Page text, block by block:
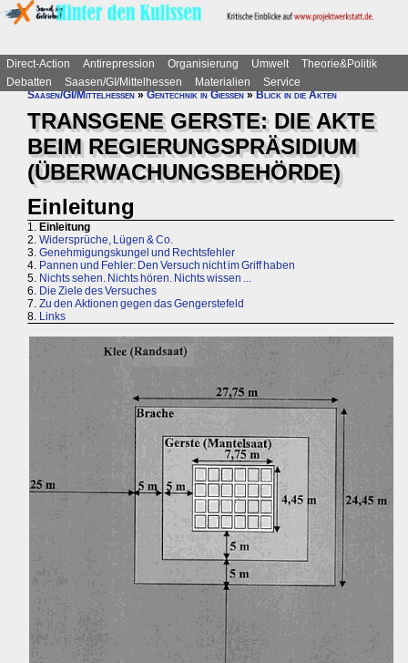
Direct-Action Antirepression Organisierung Umwelt
Theorie&Politik
Debatten
Saasen/GI/Mittelhessen Materialien
Service
Saasen/GI/Mittelhessen»Gentechnik in Gießen»Blick in die Akten
TRANSGENE GERSTE: DIE AKTE
BEIM REGIERUNGSPRÄSIDIUM
(ÜBERWACHUNGSBEHÖRDE)
Einleitung
1. Einleitung
2. Widersprüche, Lügen & Co.
3. Genehmigungskungel und Rechtsfehler
4. Pannen und Fehler: Den Versuch nicht im Griff haben
5. Nichts sehen. Nichts hören. Nichts wissen ...
6. Die Ziele des Versuches
7. Zu den Aktionen gegen das Gengerstefeld
8. Links